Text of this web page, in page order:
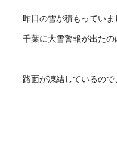
昨日の雪が積もっていま
千葉に大雪警報が出た
路面が凍結しているの